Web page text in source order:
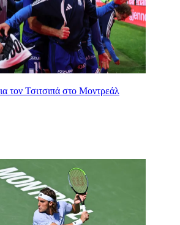
τον Τσιτσιπά στο Μοντρεάλ